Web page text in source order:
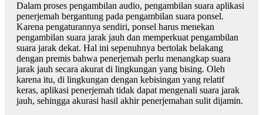
Dalam proses pengambilan audio, pengambilan suara aplikasi
penerjemah bergantung pada pengambilan suara ponsel.
Karena pengaturannya sendiri, ponsel harus menekan
pengambilan suara jarak jauh dan memperkuat pengambilan
suara jarak dekat. Hal ini sepenuhnya bertolak belakang
dengan premis bahwa penerjemah perlu menangkap suara
jarak jauh secara akurat di lingkungan yang bising. Oleh
karena itu, di lingkungan dengan kebisingan yang relatif
keras, aplikasi penerjemah tidak dapat mengenali suara jarak
jauh, sehingga akurasi hasil akhir penerjemahan sulit dijamin.